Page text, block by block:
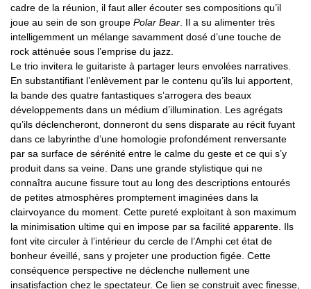
cadre de la réunion, il faut aller écouter ses compositions qu’il
joue au sein de son groupe Polar Bear. Il a su alimenter très
intelligemment un mélange savamment dosé d’une touche de
rock atténuée sous l’emprise du jazz.
Le trio invitera le guitariste à partager leurs envolées narratives.
En substantifiant l’enlèvement par le contenu qu’ils lui apportent,
la bande des quatre fantastiques s’arrogera des beaux
développements dans un médium d’illumination. Les agrégats
qu’ils déclencheront, donneront du sens disparate au récit fuyant
dans ce labyrinthe d’une homologie profondément renversante
par sa surface de sérénité entre le calme du geste et ce qui s’y
produit dans sa veine. Dans une grande stylistique qui ne
connaîtra aucune fissure tout au long des descriptions entourés
de petites atmosphères promptement imaginées dans la
clairvoyance du moment. Cette pureté exploitant à son maximum
la minimisation ultime qui en impose par sa facilité apparente. Ils
font vite circuler à l’intérieur du cercle de l’Amphi cet état de
bonheur éveillé, sans y projeter une production figée. Cette
conséquence perspective ne déclenche nullement une
insatisfaction chez le spectateur. Ce lien se construit avec finesse,